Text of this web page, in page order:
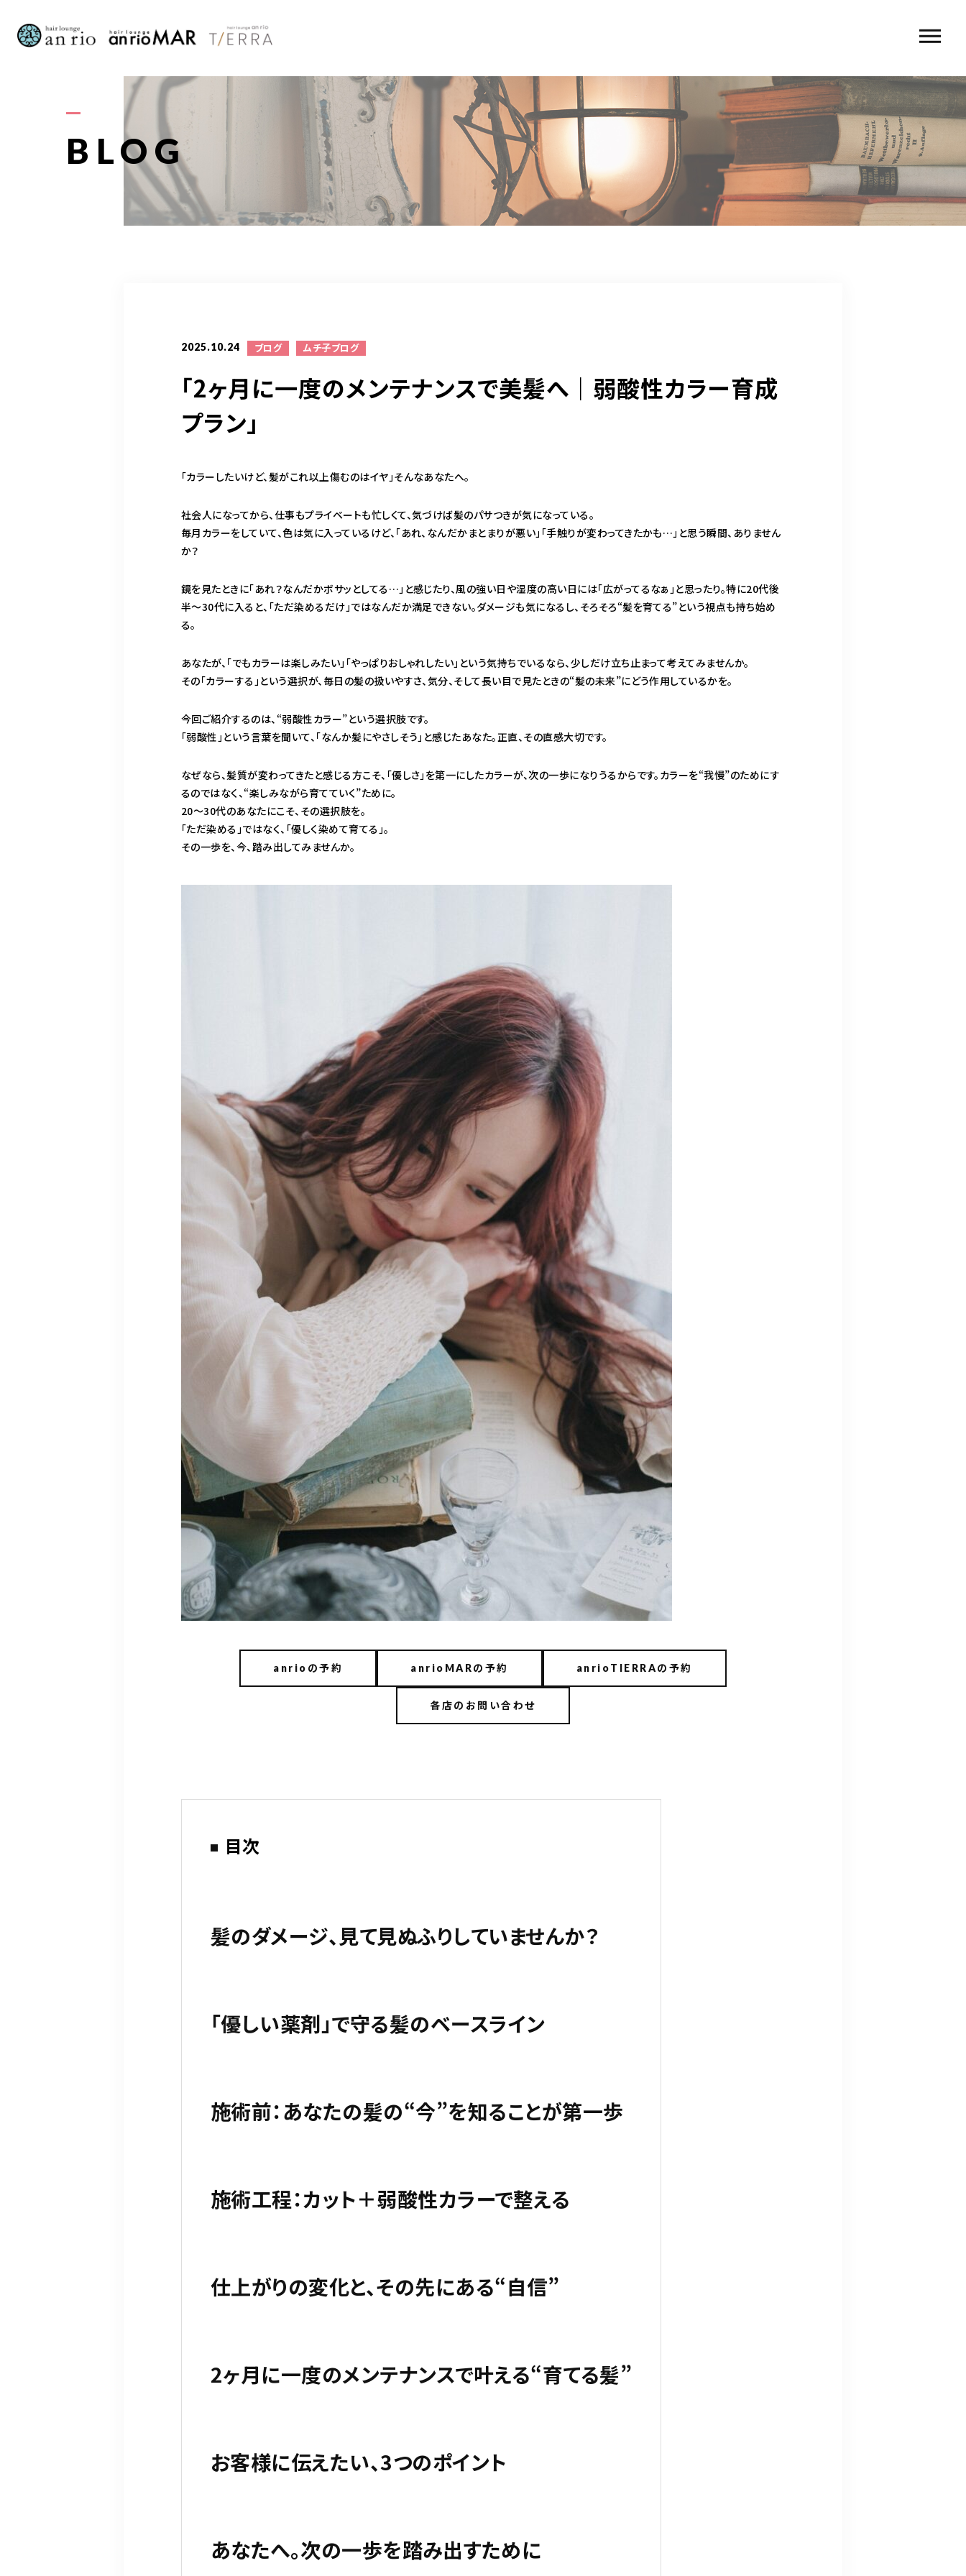
BLOG
2025.10.24 ブログ ムチ子ブログ
「2ヶ月に一度のメンテナンスで美髪へ｜弱酸性カラー育成
プラン」
「カラーしたいけど、髪がこれ以上傷むのはイヤ」そんなあなたへ。
社会人になってから、仕事もプライベートも忙しくて、気づけば髪のパサつきが気になっている。
毎月カラーをしていて、色は気に入っているけど、「あれ、なんだかまとまりが悪い」「手触りが変わってきたかも…」と思う瞬間、ありません
か？
鏡を見たときに「あれ？なんだかボサッとしてる…」と感じたり、風の強い日や湿度の高い日には「広がってるなぁ」と思ったり。特に20代後
半〜30代に入ると、「ただ染めるだけ」ではなんだか満足できない。ダメージも気になるし、そろそろ“髪を育てる”という視点も持ち始め
る。
あなたが、「でもカラーは楽しみたい」「やっぱりおしゃれしたい」という気持ちでいるなら、少しだけ立ち止まって考えてみませんか。
その「カラーする」という選択が、毎日の髪の扱いやすさ、気分、そして長い目で見たときの“髪の未来”にどう作用しているかを。
今回ご紹介するのは、“弱酸性カラー”という選択肢です。
「弱酸性」という言葉を聞いて、「なんか髪にやさしそう」と感じたあなた。正直、その直感大切です。
なぜなら、髪質が変わってきたと感じる方こそ、「優しさ」を第一にしたカラーが、次の一歩になりうるからです。カラーを“我慢”のためにす
るのではなく、“楽しみながら育てていく”ために。
20〜30代のあなたにこそ、その選択肢を。
「ただ染める」ではなく、「優しく染めて育てる」。
その一歩を、今、踏み出してみませんか。
anrioの予約 anrioMARの予約 anrioTIERRAの予約
各店のお問い合わせ
目次
髪のダメージ、見て見ぬふりしていませんか？
「優しい薬剤」で守る髪のベースライン
施術前：あなたの髪の“今”を知ることが第一歩
施術工程：カット＋弱酸性カラーで整える
仕上がりの変化と、その先にある“自信”
2ヶ月に一度のメンテナンスで叶える“育てる髪”
お客様に伝えたい、3つのポイント
あなたへ。次の一歩を踏み出すために
ABOUT US
MENU
STYLE
STAFF〈an rio〉
STAFF〈anrio MAR〉
STAFF〈anrio TIERRA〉
098-943-5969
098-917-5366
【anrio TIERRA】営業時間 9:00～17:00（日月除く）